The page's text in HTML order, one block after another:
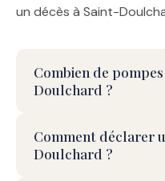
un décès à Saint-
Combien de
Doulchard ?
Comment déclarer
Doulchard ?